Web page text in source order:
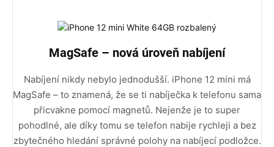
MagSafe – nová úroveň nabíjení
Nabíjení nikdy nebylo jednodušší. iPhone 12 mini má
MagSafe – to znamená, že se ti nabíječka k telefonu sama
přicvakne pomocí magnetů. Nejenže je to super
pohodlné, ale díky tomu se telefon nabije rychleji a bez
zbytečného hledání správné polohy na nabíjecí podložce.